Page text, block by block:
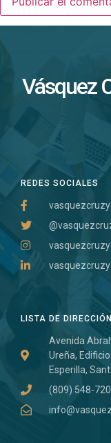
LISTA DE
Avenida
Ureña,
Esperilla,
(809) 548-
REDES SOCIALES
Vásquez